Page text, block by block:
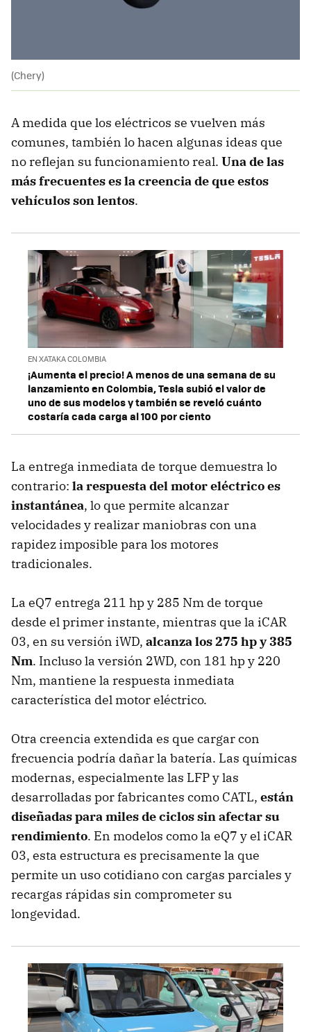
(Chery)
A medida que los eléctricos se vuelven más
comunes, también lo hacen algunas ideas que
no reflejan su funcionamiento real. Una de las
más frecuentes es la creencia de que estos
vehículos son lentos.
EN XATAKA COLOMBIA
¡Aumenta el precio! A menos de una semana de su
lanzamiento en Colombia, Tesla subió el valor de
uno de sus modelos y también se reveló cuánto
costaría cada carga al 100 por ciento
La entrega inmediata de torque demuestra lo
contrario: la respuesta del motor eléctrico es
instantánea, lo que permite alcanzar
velocidades y realizar maniobras con una
rapidez imposible para los motores
tradicionales.
La eQ7 entrega 211 hp y 285 Nm de torque
desde el primer instante, mientras que la iCAR
03, en su versión iWD, alcanza los 275 hp y 385
Nm. Incluso la versión 2WD, con 181 hp y 220
Nm, mantiene la respuesta inmediata
característica del motor eléctrico.
Otra creencia extendida es que cargar con
frecuencia podría dañar la batería. Las químicas
modernas, especialmente las LFP y las
desarrolladas por fabricantes como CATL, están
diseñadas para miles de ciclos sin afectar su
rendimiento. En modelos como la eQ7 y el iCAR
03, esta estructura es precisamente la que
permite un uso cotidiano con cargas parciales y
recargas rápidas sin comprometer su
longevidad.